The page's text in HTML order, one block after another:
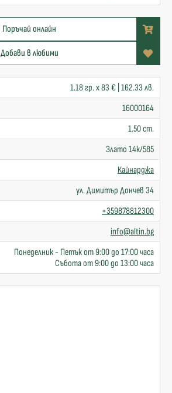
Поръчай онлайн
Добави в любими
1.18 гр. x 83 € | 162.33 лв.
16000164
1.50 cm.
Злато 14к/585
Кайнарджа
ул. Димитър Дончев 34
+359878812300
info@altin.bg
Понеделник - Петък от 9:00 до 17:00 часа
Събота от 9:00 до 13:00 часа